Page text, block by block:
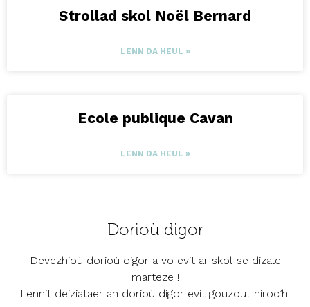
Strollad skol Noël Bernard
LENN DA HEUL »
Ecole publique Cavan
LENN DA HEUL »
Dorioù digor
Devezhioù dorioù digor a vo evit ar skol-se dizale
marteze !
Lennit deiziataer an dorioù digor evit gouzout hiroc’h.